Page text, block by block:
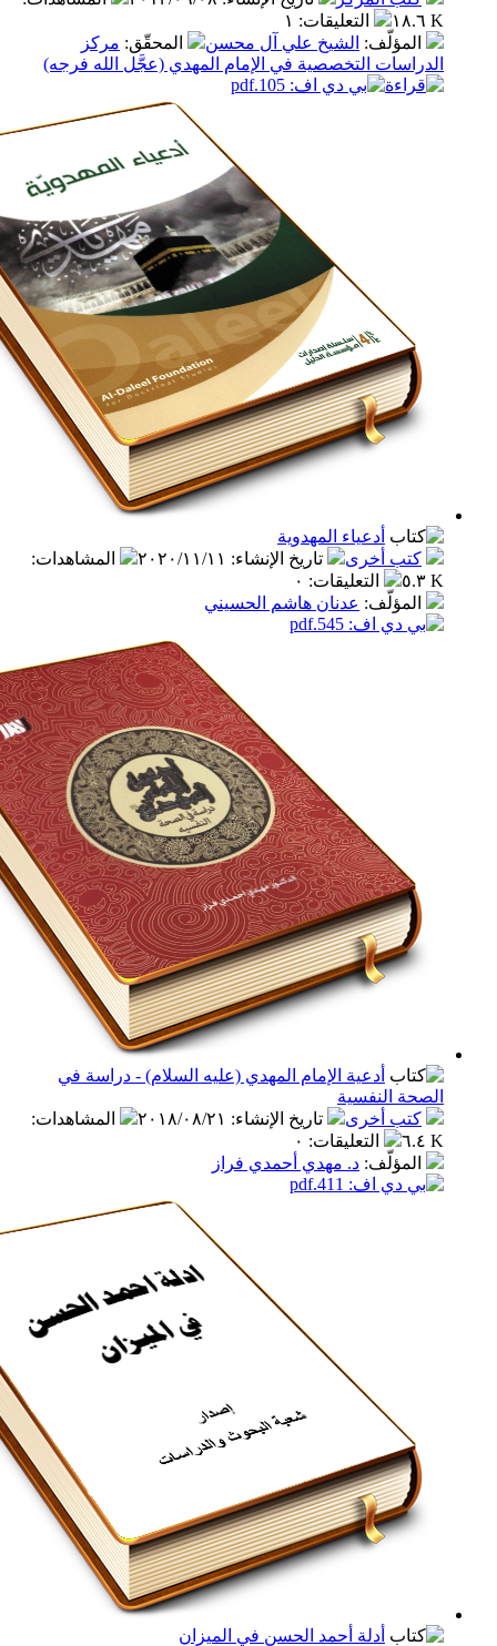
التعليقات:١
الشيخ علي آل محسن المحقّق:مركز
التخصصية في الإمام المهدي (عجَّل الله فرجه)
أدعياء المهدوية
أخرى
تاريخ الإنشاء :٢٠٢٠/١١/١١ المشاهدات:
التعليقات:٠
عدنان هاشم الحسيني
أدعية الإمام المهدي (عليه السلام) - دراسة في
النفسية
أخرى
تاريخ الإنشاء :٢٠١٨/٠٨/٢١ المشاهدات:
التعليقات:٠
د. مهدي أحمدي فراز
أدلة أحمد الحسن في الميزان